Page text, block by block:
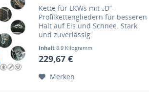
Kette für LKWs mit „D“-
Profilkettengliedern für besseren
Halt auf Eis und Schnee. Stark
und zuverlässig.
Inhalt8.9 Kilogramm
229,67 €
Merken